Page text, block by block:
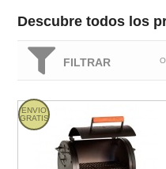
Descubre todos los
FILTRAR
ENVIO
GRATIS
Barbacoa/ahumador portátil